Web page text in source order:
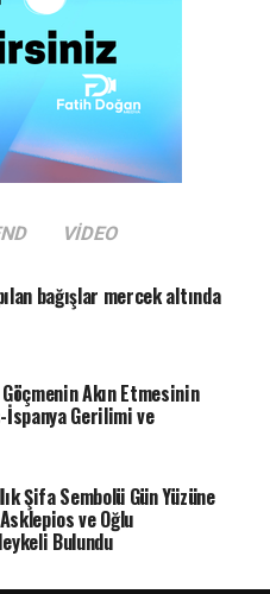
VIDEO
bağışlar mercek altında
Akın Etmesinin
İspanya Gerilimi ve
Şifa Sembolü Gün Yüzüne
ve Oğlu
Bulundu